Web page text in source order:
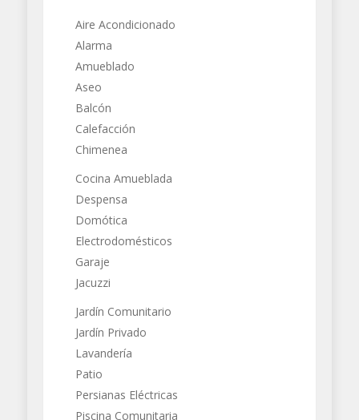
Aire Acondicionado
Alarma
Amueblado
Aseo
Balcón
Calefacción
Chimenea
Cocina Amueblada
Despensa
Domótica
Electrodomésticos
Garaje
Jacuzzi
Jardín Comunitario
Jardín Privado
Lavandería
Patio
Persianas Eléctricas
Piscina Comunitaria